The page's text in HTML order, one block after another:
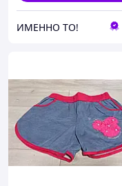
ИМЕННО ТО!